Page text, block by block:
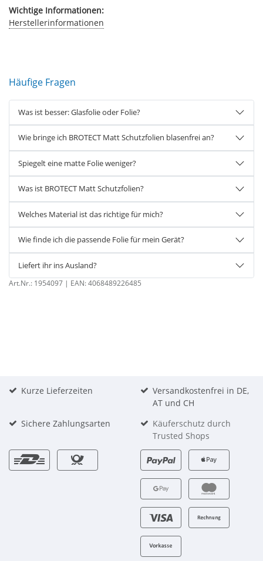
Wichtige Informationen:
Herstellerinformationen
Häufige Fragen
Was ist besser: Glasfolie oder Folie?
Wie bringe ich BROTECT Matt Schutzfolien blasenfrei an?
Spiegelt eine matte Folie weniger?
Was ist BROTECT Matt Schutzfolien?
Welches Material ist das richtige für mich?
Wie finde ich die passende Folie für mein Gerät?
Liefert ihr ins Ausland?
Art.Nr.: 1954097 | EAN:4068489226485
Kurze Lieferzeiten
Versandkostenfrei in DE,
AT und CH
Sichere Zahlungsarten
Käuferschutz durch
Trusted Shops